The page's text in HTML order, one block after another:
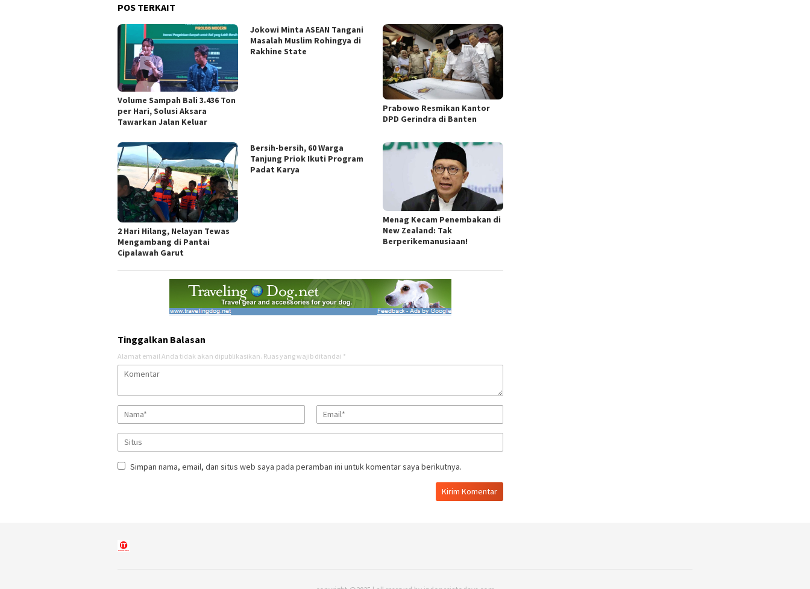
POS TERKAIT
Volume Sampah Bali 3.436 Ton
per Hari, Solusi Aksara
Tawarkan Jalan Keluar
Jokowi Minta ASEAN Tangani
Masalah Muslim Rohingya di
Rakhine State
Prabowo Resmikan Kantor
DPD Gerindra di Banten
2 Hari Hilang, Nelayan Tewas
Mengambang di Pantai
Cipalawah Garut
Bersih-bersih, 60 Warga
Tanjung Priok Ikuti Program
Padat Karya
Menag Kecam Penembakan di
New Zealand: Tak
Berperikemanusiaan!
Tinggalkan Balasan
Alamat email Anda tidak akan dipublikasikan. Ruas yang wajib ditandai *
Simpan nama, email, dan situs web saya pada peramban ini untuk komentar saya berikutnya.